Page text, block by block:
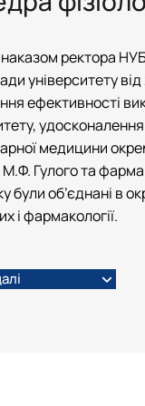
наказом ректора
університету
ефективності
медицини
Гулого та
були об’єднані в
і фармакології.